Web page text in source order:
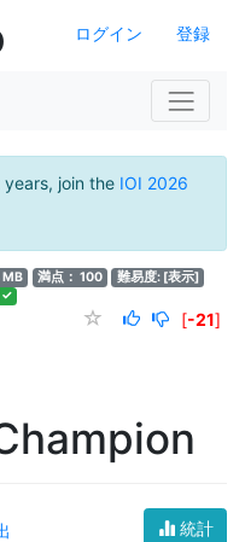
ログイン 登録
join the IOI 2026
MB 満点： 100 難易度: [表示]
✓
[-21]
統計